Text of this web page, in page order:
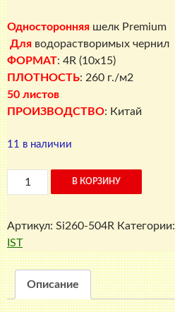
Односторонняя шелк Premium
Для водорастворимых чернил
ФОРМАТ: 4R (10х15)
ПЛОТНОСТЬ: 260 г./м2
50 листов
ПРОИЗВОДСТВО: Китай
11 в наличии
Количество
товара
Premium
шелк
фотобумага,
260
г./
м2,
В КОРЗИНУ
Артикул: Si260-504R Категории:
IST
Описание